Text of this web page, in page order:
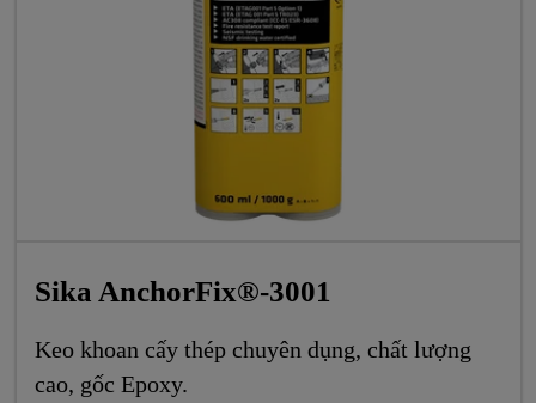
Sika AnchorFix®-3001
Keo khoan cấy thép chuyên dụng, chất lượng
cao, gốc Epoxy.